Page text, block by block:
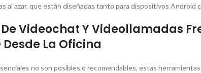
al azar, que están diseñadas tanto para dispositivos Android
Videochat Y Videollamadas
Desde La Oficina
no son posibles o recomendables, estas